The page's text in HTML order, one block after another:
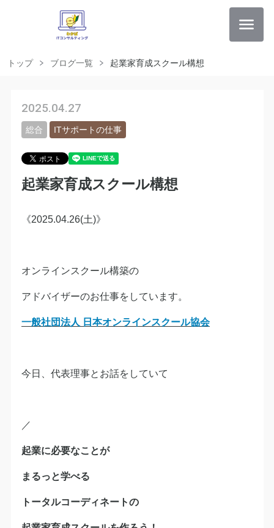
トップ ブログ一覧 起業家育成スクール構想
2025.04.27
総合 ITサポートの仕事
起業家育成スクール構想
《2025.04.26(土)》
オンラインスクール構築の
アドバイザーのお仕事をしています。
一般社団法人 日本オンラインスクール協会
今日、代表理事とお話をしていて
／
起業に必要なことが
まるっと学べる
トータルコーディネートの